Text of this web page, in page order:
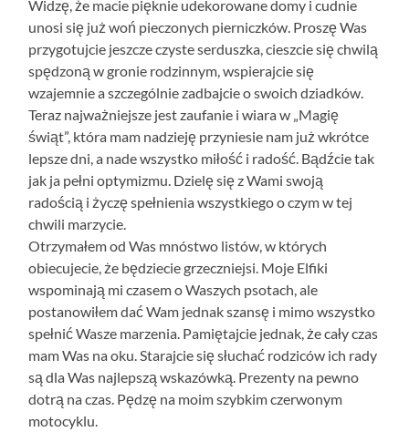
Widzę, że macie pięknie udekorowane domy i cudnie
unosi się już woń pieczonych pierniczków. Proszę Was
przygotujcie jeszcze czyste serduszka, cieszcie się chwilą
spędzoną w gronie rodzinnym, wspierajcie się
wzajemnie a szczególnie zadbajcie o swoich dziadków.
Teraz najważniejsze jest zaufanie i wiara w „Magię
świąt”, która mam nadzieję przyniesie nam już wkrótce
lepsze dni, a nade wszystko miłość i radość. Bądźcie tak
jak ja pełni optymizmu. Dzielę się z Wami swoją
radością i życzę spełnienia wszystkiego o czym w tej
chwili marzycie.
Otrzymałem od Was mnóstwo listów, w których
obiecujecie, że będziecie grzeczniejsi. Moje Elfiki
wspominają mi czasem o Waszych psotach, ale
postanowiłem dać Wam jednak szansę i mimo wszystko
spełnić Wasze marzenia. Pamiętajcie jednak, że cały czas
mam Was na oku. Starajcie się słuchać rodziców ich rady
są dla Was najlepszą wskazówką. Prezenty na pewno
dotrą na czas. Pędzę na moim szybkim czerwonym
motocyklu.